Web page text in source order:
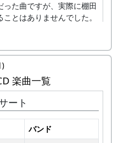
た曲ですが、実際に棚田
とはありませんでした。
さと加美の里へ～
)
楽曲一覧
ート
バンド